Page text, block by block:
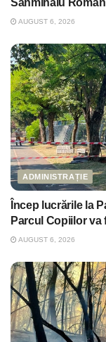
Sânmihaiu Român
AUGUST 6, 2026
ADMINISTRAȚIE
Încep lucrările la
Parcul Copiilor va
AUGUST 6, 2026